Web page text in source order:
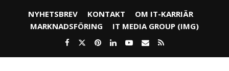
NYHETSBREV KONTAKT
OM IT-KARRIÄR
MARKNADSFÖRING
IT MEDIA GROUP (IMG)